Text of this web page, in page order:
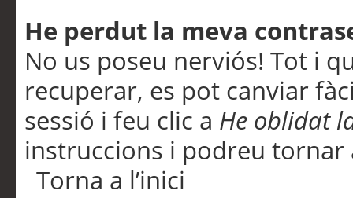
He perdut la meva
No us poseu nerviós! Tot i
recuperar, es pot canviar
sessió i feu clic a He oblidat
instruccions i podreu tornar
Torna a l’inici